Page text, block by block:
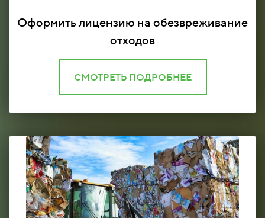
Оформить лицензию на обезвреживание
отходов
СМОТРЕТЬ ПОДРОБНЕЕ